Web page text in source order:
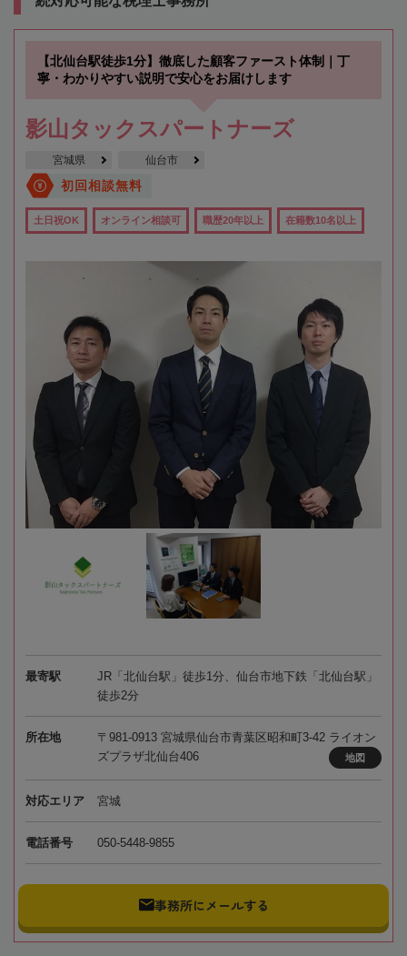
【北仙台駅徒歩1分】徹底した顧客ファースト体制｜丁
寧・わかりやすい説明で安心をお届けします
影山タックスパートナーズ
宮城県 仙台市
初回相談無料
土日祝OK オンライン相談可 職歴20年以上 在籍数10名以上
最寄駅
JR「北仙台駅」徒歩1分、仙台市地下鉄「北仙台駅」
徒歩2分
所在地
〒981-0913 宮城県仙台市青葉区昭和町3-42 ライオン
ズプラザ北仙台406
地図
対応エリア 宮城
電話番号 050-5448-9855
事務所にメールする